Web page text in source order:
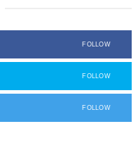
FOLLOW
FOLLOW
FOLLOW